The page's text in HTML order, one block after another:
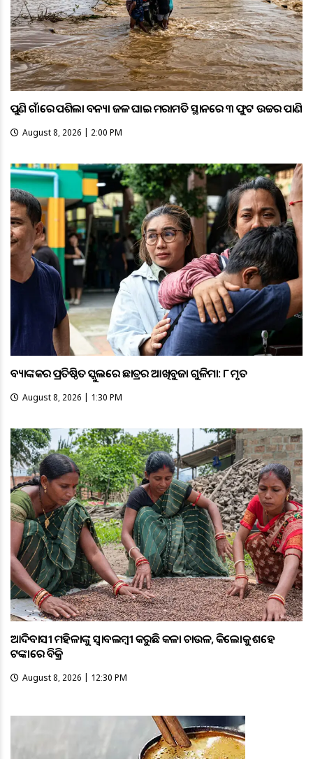
ପୁଣି ଗାଁରେ ପଶିଲା ବନ୍ୟା ଜଳ ଘାଇ ମରାମତି ସ୍ଥାନରେ ୩ ଫୁଟ ଉଚ୍ଚର ପାଣି
August 8, 2026 | 2:00 PM
ବ୍ୟାଙ୍କକର ପ୍ରତିଷ୍ଠିତ ସ୍କୁଲରେ ଛାତ୍ରର ଆଖିବୁଜା ଗୁଳିମାଡ଼: ୮ ମୃତ
August 8, 2026 | 1:30 PM
ଆଦିବାସୀ ମହିଳାଙ୍କୁ ସ୍ଵାବଲମ୍ଵୀ କରୁଛି କଳା ଚାଉଳ, କିଲୋକୁ ଶହେ
ଟଙ୍କାରେ ବିକ୍ରି
August 8, 2026 | 12:30 PM